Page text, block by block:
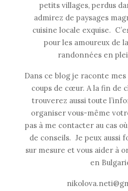
petits villages, perdus
admirez de paysages
cuisine locale exquise.
pour les amoureux de
randonnées en
Dans ce blog je raconte
coups de cœur. A la fin de
trouverez aussi toute
organiser vous-même
pas à me contacter au cas
de conseils. Je peux aussi
sur mesure et vous aider à
en